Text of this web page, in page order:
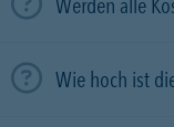
Werden alle
Wie hoch ist